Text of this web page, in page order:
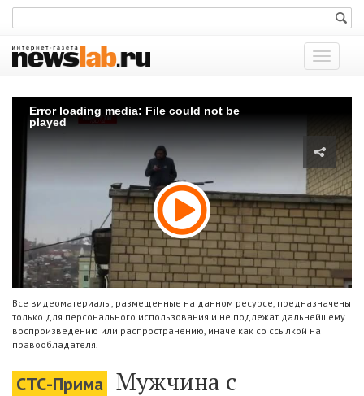
Показать
меню
Error loading media: File could not be
played
Все видеоматериалы, размещенные на данном ресурсе, предназначены
только для персонального использования и не подлежат дальнейшему
воспроизведению или распространению, иначе как со ссылкой на
правообладателя.
СТС-Прима Мужчина с